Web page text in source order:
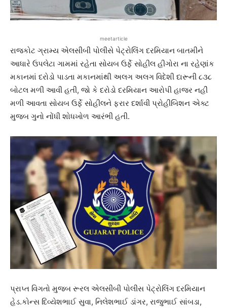
meetarticle
રાજકોટ ગ્રામ્ય એલસીબી પોલીસે પેટ્રોલિંગ દરમિયાન બાતમીને
આધારે ઉપલેટા ગામમાં રહેતા સોયબ ઉર્ફે સોહીલ હીગોરા ના રહેણાંક
મકાનમાં દરોડો પાડતા મકાનમાંથી અલગ અલગ વિદેશી દારૂની ૮૩૮
બોટલ મળી આવી હતી, જો કે દરોડો દરમિયાન આરોપી હાજર નહીં
મળી આવતા સોયબ ઉર્ફે સોહીલને ફરાર દર્શાવી પ્રોહીબિશન એક્ટ
મુજબ ગુનો નોંધી શોધખોળ આરંભી હતી.
પ્રાપ્ત વિગતો મુજબ રૂરલ એલસીબી પોલીસ પેટ્રોલિંગ દરમિયાન
હેડ.કોન્સ દિવ્યેશભાઈ સુવા, નિલેશભાઈ ડાંગર, રાજુભાઈ સાંબડા,